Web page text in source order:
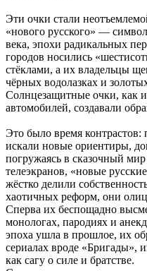
Эти очки стали
«нового русского» —
века, эпохи радикальных
городов носились
стёклами, а их владельцы
чёрных водолазках и
Солнцезащитные очки, как
автомобилей, создавали
Это было время контрастов:
искали новые ориентиры,
погружаясь в сказочный
телеэкранов, «новые
жёстко делили
хаотичных реформ, они
Сперва их беспощадно
монологах, пародиях и
эпоха ушла в прошлое, их
сериалах вроде «Бригады»,
как сагу о силе и братстве.